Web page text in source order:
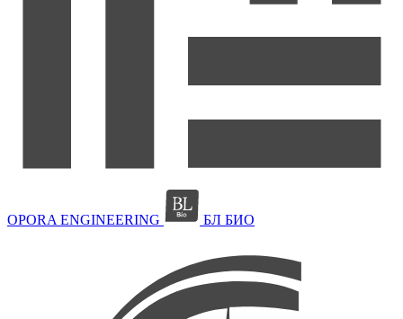
OPORA ENGINEERING БЛ БИО